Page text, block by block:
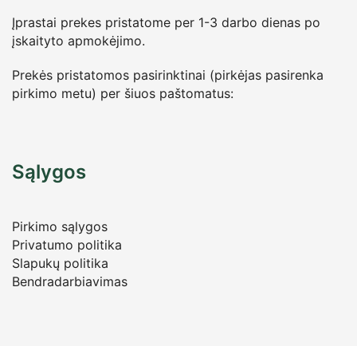
Įprastai prekes pristatome per 1-3 darbo dienas po
įskaityto apmokėjimo.
Prekės pristatomos pasirinktinai (pirkėjas pasirenka
pirkimo metu) per šiuos paštomatus:
Sąlygos
Pirkimo sąlygos
Privatumo politika
Slapukų politika
Bendradarbiavimas